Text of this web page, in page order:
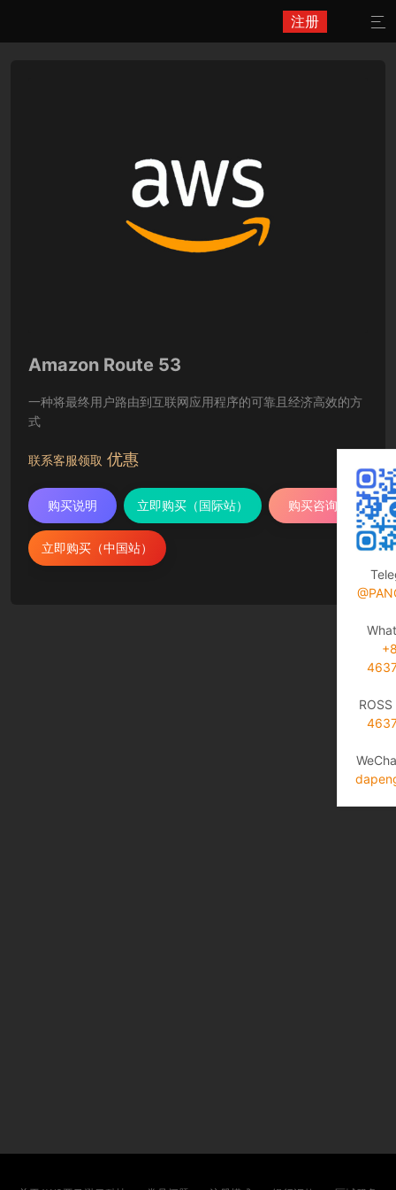
注册 
Amazon Route 53
一种将最终用户路由到互联网应用程序的可靠且经济高效的方
式
联系客服领取 优惠
购买说明 立即购买（国际站） 购买咨询
立即购买（中国站）